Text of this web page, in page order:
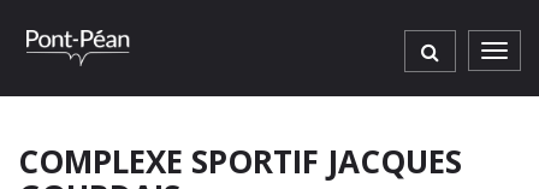
COMPLEXE SPORTIF JACQUES